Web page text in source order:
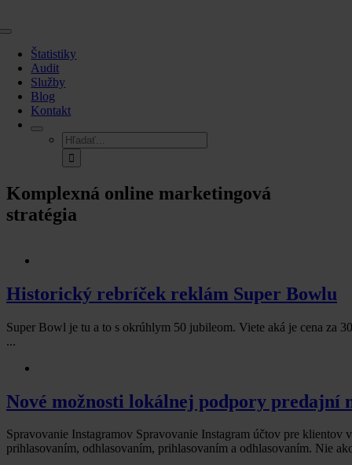
to
Toggle
NavigationŠtatistiky
Audit
Služby
Blog
Kontakt
Hľadať:
Komplexná online marketingová
stratégia
Historický rebríček reklám Super Bowlu
Super Bowl je tu a to s okrúhlym 50 jubileom. Viete aká je cena za
...
Nové možnosti lokálnej podpory predajní
Spravovanie Instagramov Spravovanie Instagram účtov pre klientov
prihlasovaním, odhlasovaním, prihlasovaním a odhlasovaním. Nie